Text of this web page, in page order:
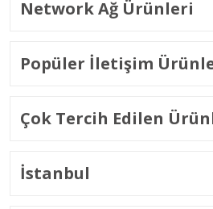
Network Ağ Ürünleri
Popüler İletişim
Çok Tercih Edilen
İstanbul